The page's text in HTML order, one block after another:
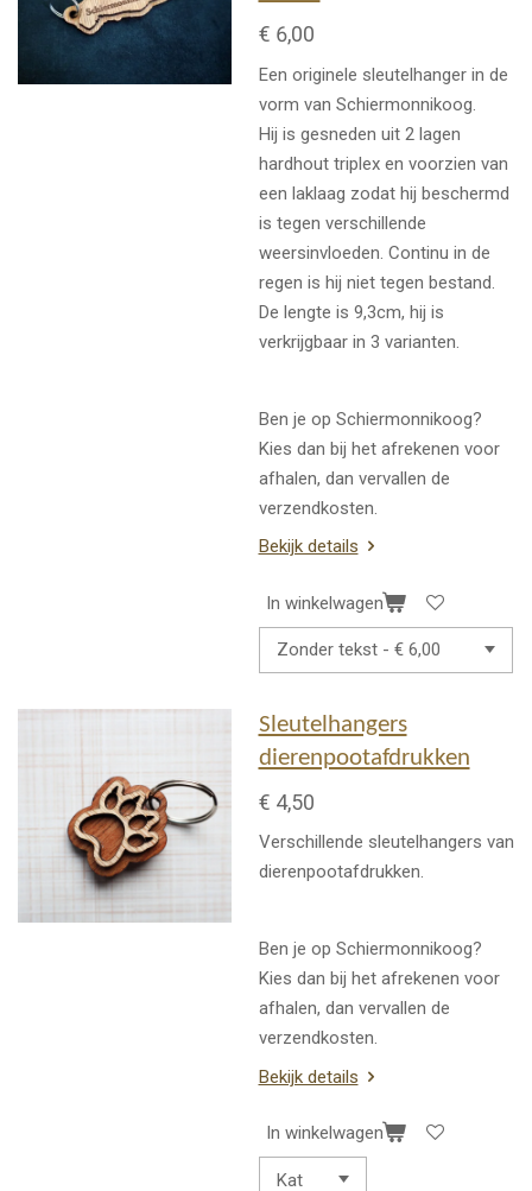
€ 6,00
Een originele sleutelhanger in de
vorm van Schiermonnikoog.
Hij is gesneden uit 2 lagen
hardhout triplex en voorzien van
een laklaag zodat hij beschermd
is tegen verschillende
weersinvloeden. Continu in de
regen is hij niet tegen bestand.
De lengte is 9,3cm, hij is
verkrijgbaar in 3 varianten.
Ben je op Schiermonnikoog?
Kies dan bij het afrekenen voor
afhalen, dan vervallen de
verzendkosten.
Bekijk details
In winkelwagen
Sleutelhangers
dierenpootafdrukken
€ 4,50
Verschillende sleutelhangers van
dierenpootafdrukken.
Ben je op Schiermonnikoog?
Kies dan bij het afrekenen voor
afhalen, dan vervallen de
verzendkosten.
Bekijk details
In winkelwagen